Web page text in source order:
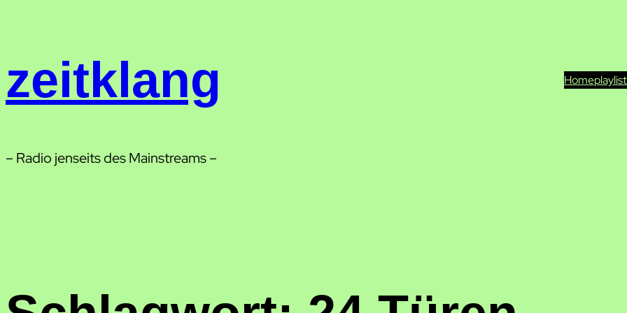
zeitklang Home
– Radio jenseits des Mainstreams –